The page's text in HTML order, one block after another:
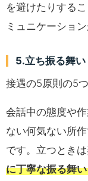
を避けたりする
ミュニケーション
5.立ち振る舞い
接遇の5原則の5
会話中の態度や
ない何気ない所
です。立つとき
に丁寧な振る舞